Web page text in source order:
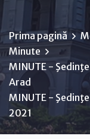
Prima pagină
Minute
MINUTE -
Arad
MINUTE -
2021